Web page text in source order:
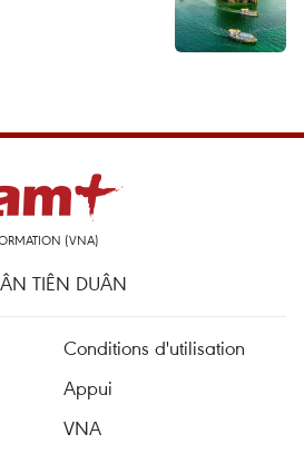
(VNA)
TIÊN DUÂN
Conditions d'utilisation
Appui
VNA